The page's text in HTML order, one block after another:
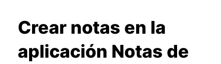
Crear notas en la
aplicación Notas de